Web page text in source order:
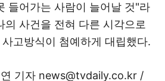
들어가는 사람이 늘어날 것"라
의 사건을 전혀 다른 시각으로
고방식이 첨예하게 대립했다.
기자 news@tvdaily.co.kr /